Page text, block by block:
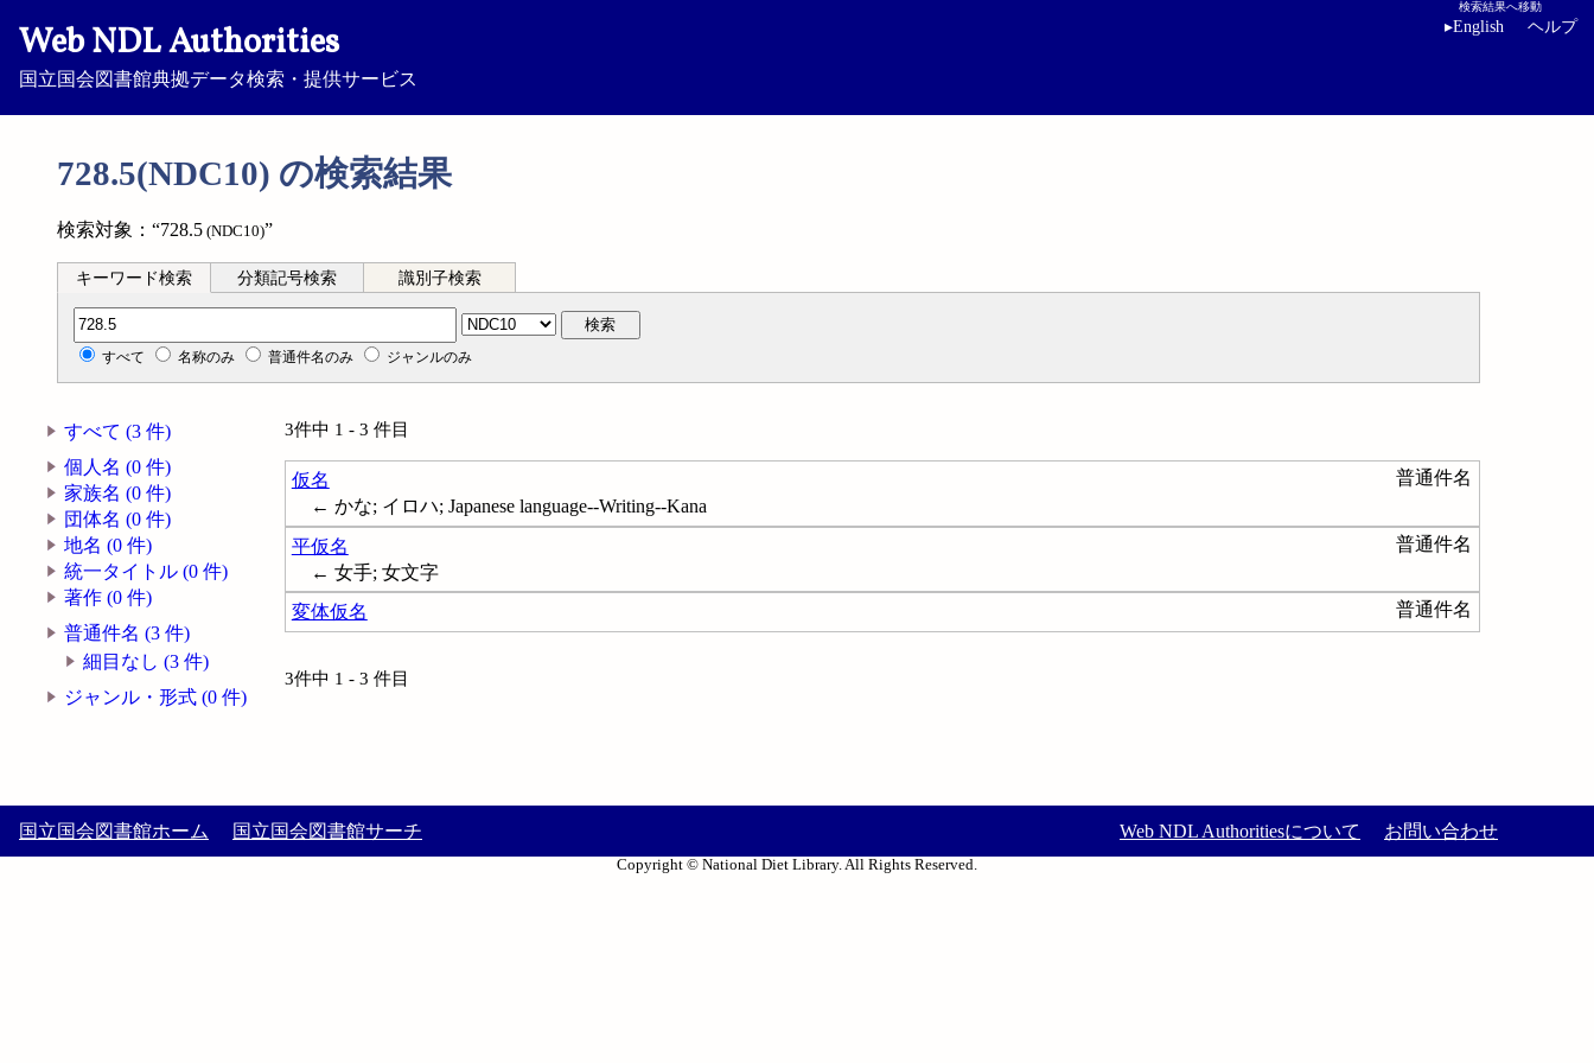
Web NDL Authorities
国立国会図書館典拠データ検索・提供サービス
検索結果へ移動
▸English ヘルプ
728.5(NDC10) の検索結果
検索対象：“728.5 (NDC10)”
キーワード検索 分類記号検索 識別子検索
分類記号検索 検索
すべて 名称のみ 普通件名のみ ジャンルのみ
すべて (3 件)
個人名 (0 件)
家族名 (0 件)
団体名 (0 件)
地名 (0 件)
統一タイトル (0 件)
著作 (0 件)
普通件名 (3 件)
細目なし (3 件)
ジャンル・形式 (0 件)
3件中 1 - 3 件目
仮名
普通件名
← かな; イロハ; Japanese language--Writing--Kana
平仮名
普通件名
← 女手; 女文字
変体仮名
普通件名
3件中 1 - 3 件目
国立国会図書館ホーム 国立国会図書館サーチ Web NDL Authoritiesについて お問い合わせ
Copyright © National Diet Library. All Rights Reserved.